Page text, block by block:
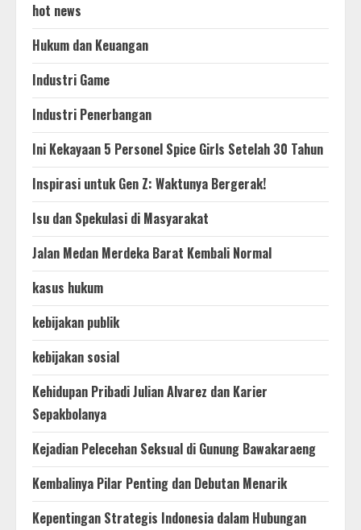
hot news
Hukum dan Keuangan
Industri Game
Industri Penerbangan
Ini Kekayaan 5 Personel Spice Girls Setelah 30 Tahun
Inspirasi untuk Gen Z: Waktunya Bergerak!
Isu dan Spekulasi di Masyarakat
Jalan Medan Merdeka Barat Kembali Normal
kasus hukum
kebijakan publik
kebijakan sosial
Kehidupan Pribadi Julian Alvarez dan Karier
Sepakbolanya
Kejadian Pelecehan Seksual di Gunung Bawakaraeng
Kembalinya Pilar Penting dan Debutan Menarik
Kepentingan Strategis Indonesia dalam Hubungan